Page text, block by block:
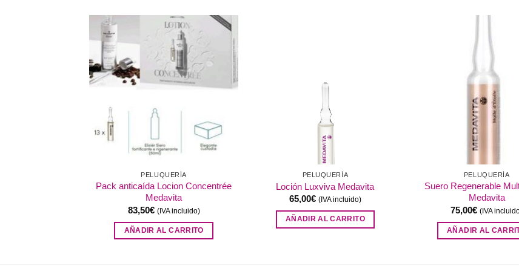
Añadir
a la
PELUQUERÍA
Pack anticaída Locion Concentrée
Medavita
83,50€ (IVA incluido)
AÑADIR AL CARRITO
PELUQUERÍA
Loción Luxviva Medavita
65,00€ (IVA incluido)
AÑADIR AL CARRITO
PELUQUERÍA
Suero Regenerable
Medavita
75,00€ (IVA
AÑADIR AL